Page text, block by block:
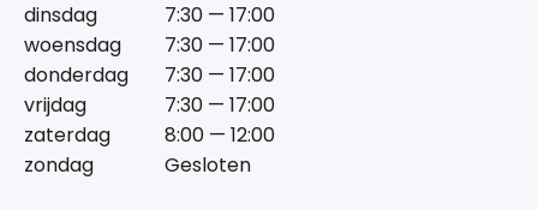
dinsdag
7:30 — 17:00
woensdag
7:30 — 17:00
donderdag
7:30 — 17:00
vrijdag
7:30 — 17:00
zaterdag
8:00 — 12:00
zondag
Gesloten